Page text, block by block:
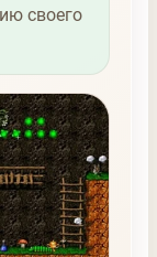
своего